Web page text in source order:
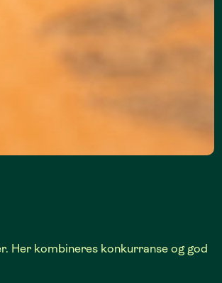
Her kombineres konkurranse og god